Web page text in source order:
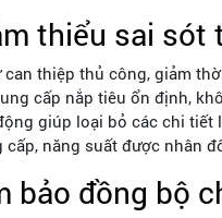
thiểu sai
can thiệp thủ công, giảm
cấp nắp tiêu ổn định,
giúp loại bỏ các chi
cấp, năng suất được nhân
bảo đồng bộ